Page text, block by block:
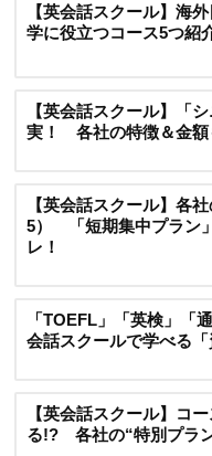
【英会話スクール】海
学に役立つコース5つ紹
【英会話スクール】「
実！ 各社の特徴＆金額
【英会話スクール】各
5） 「短期集中プラン
レ！
「TOEFL」「英検」
会話スクールで学べる
【英会話スクール】コ
る!? 各社の“特別プラ